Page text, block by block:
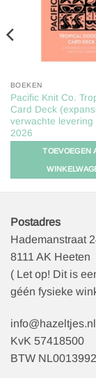
BOEKEN
Pacific Knit Co.
Card Deck
verwachte levering
2026
TOEVOEGEN
Postadres
Hademanstraat
8111 AK Heeten
( Let op! Dit is
géén fysieke
info@hazeltjes.nl
KvK 57418500
BTW